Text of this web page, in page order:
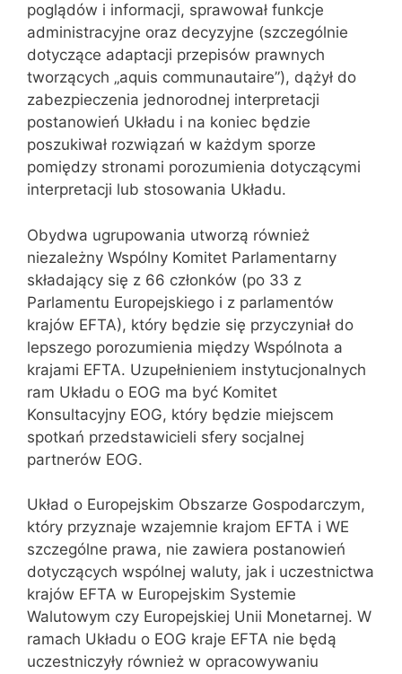
poglądów i informacji, sprawował funkcje
administracyjne oraz decyzyjne (szczególnie
dotyczące adaptacji przepisów prawnych
tworzących „aquis communautaire”), dążył do
zabezpieczenia jednorodnej interpretacji
postanowień Układu i na koniec będzie
poszukiwał rozwiązań w każdym sporze
pomiędzy stronami porozumienia dotyczącymi
interpretacji lub stosowania Układu.
Obydwa ugrupowania utworzą również
niezależny Wspólny Komitet Parlamentarny
składający się z 66 członków (po 33 z
Parlamentu Europejskiego i z parlamentów
krajów EFTA), który będzie się przyczyniał do
lepszego porozumienia między Wspólnota a
krajami EFTA. Uzupełnieniem instytucjonalnych
ram Układu o EOG ma być Komitet
Konsultacyjny EOG, który będzie miejscem
spotkań przedstawicieli sfery socjalnej
partnerów EOG.
Układ o Europejskim Obszarze Gospodarczym,
który przyznaje wzajemnie krajom EFTA i WE
szczególne prawa, nie zawiera postanowień
dotyczących wspólnej waluty, jak i uczestnictwa
krajów EFTA w Europejskim Systemie
Walutowym czy Europejskiej Unii Monetarnej. W
ramach Układu o EOG kraje EFTA nie będą
uczestniczyły również w opracowywaniu